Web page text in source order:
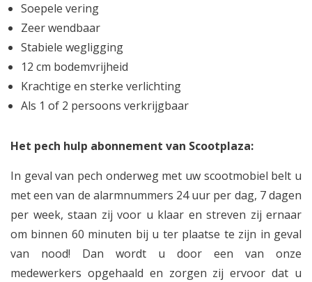
Soepele vering
Zeer wendbaar
Stabiele wegligging
12 cm bodemvrijheid
Krachtige en sterke verlichting
Als 1 of 2 persoons verkrijgbaar
Het pech hulp abonnement van Scootplaza:
In geval van pech onderweg met uw scootmobiel belt u
met een van de alarmnummers 24 uur per dag, 7 dagen
per week, staan zij voor u klaar en streven zij ernaar
om binnen 60 minuten bij u ter plaatse te zijn in geval
van nood! Dan wordt u door een van onze
medewerkers opgehaald en zorgen zij ervoor dat u